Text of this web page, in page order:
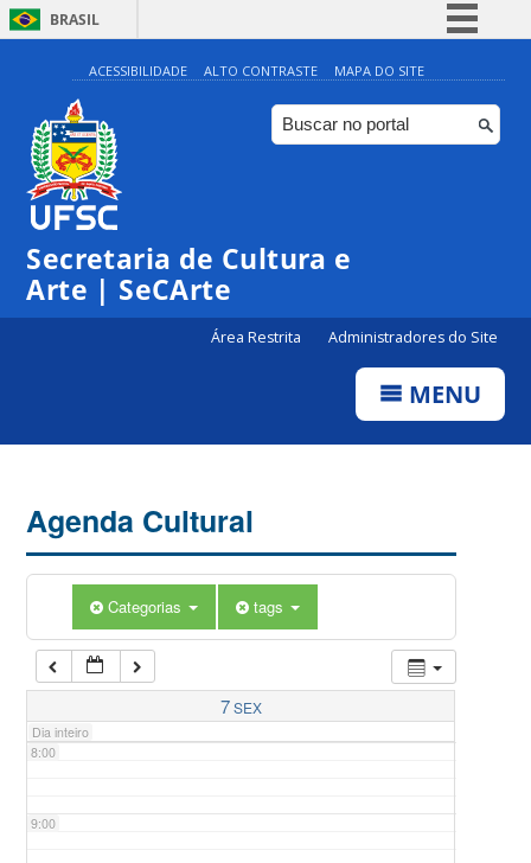
BRASIL
Simplifique!
Comunica BR
Participe
ACESSIBILIDADE ALTO CONTRASTE MAPA DO SITE
Secretaria de Cultura e
Arte | SeCArte
Área Restrita Administradores do Site
MENU
Agenda Cultural
Categorias tags
7SEX
Dia inteiro
0:00
1:00
5:00
7:00
8:00
9:00